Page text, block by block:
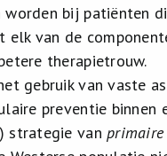
bij patiënten
elk van de
therapietrouw.
gebruik van vaste
preventie binnen
strategie vanprimaire